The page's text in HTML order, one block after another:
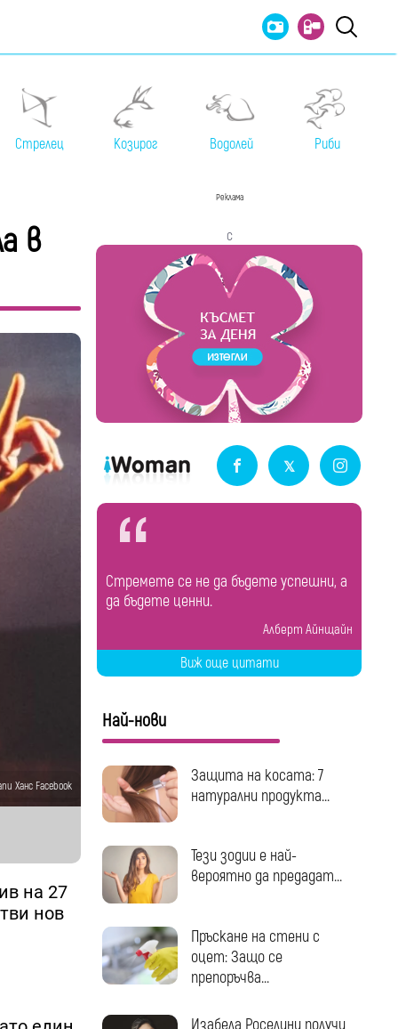
Стрелец Козирог Водолей Риби
в
Ханс Facebook
на 27
нов
Реклама
с
Стремете се не да бъдете успешни, а
да бъдете ценни.
Алберт Айнщайн
Виж още цитати
Най-нови
Защита на косата: 7
натурални продукта...
Тези зодии е най-
вероятно да предадат...
Пръскане на стени с
оцет: Защо се
препоръчва...